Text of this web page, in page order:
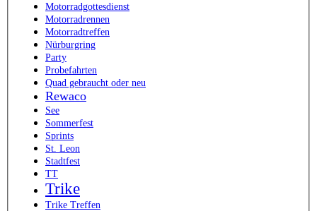
Motorradgottesdienst
Motorradrennen
Motorradtreffen
Nürburgring
Party
Probefahrten
Quad gebraucht oder neu
Rewaco
See
Sommerfest
Sprints
St. Leon
Stadtfest
TT
Trike
Trike Treffen